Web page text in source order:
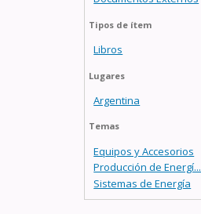
Tipos de ítem
Libros
Lugares
Argentina
Temas
Equipos y Accesorios
Producción de Energí...
Sistemas de Energía